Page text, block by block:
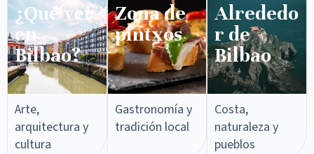
¿Qué ver
en
Bilbao?
Arte,
arquitectura y
cultura
Zona de
pintxos​
Gastronomía y
tradición local
Alrededo
r de
Bilbao
Costa,
naturaleza y
pueblos